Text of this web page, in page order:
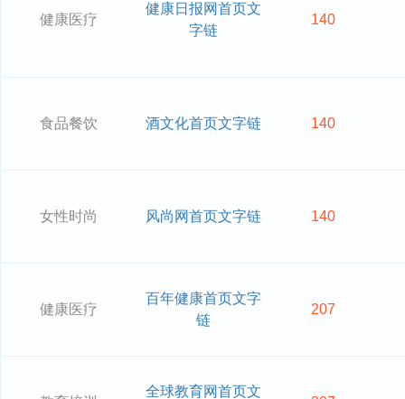
健康医疗
健康日报网首页文
字链
140
食品餐饮 酒文化首页文字链 140
女性时尚 风尚网首页文字链 140
健康医疗
百年健康首页文字
链
207
全球教育网首页文